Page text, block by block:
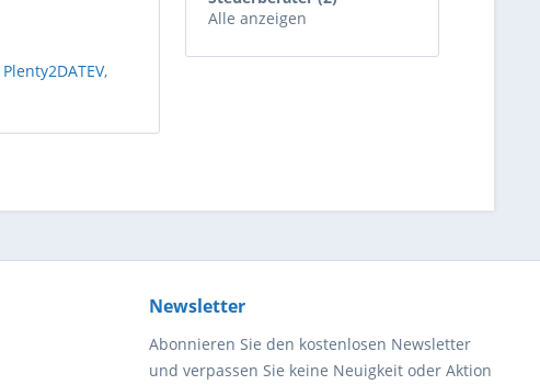
Alle anzeigen
Plenty2DATEV,
Newsletter
Abonnieren Sie den kostenlosen Newsletter
und verpassen Sie keine Neuigkeit oder Aktion